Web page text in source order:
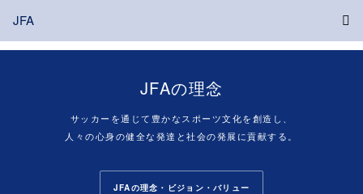
JFA
JFAの理念
サッカーを通じて豊かなスポーツ文化を創造し、
人々の心身の健全な発達と社会の発展に貢献する。
JFAの理念・ビジョン・バリュー